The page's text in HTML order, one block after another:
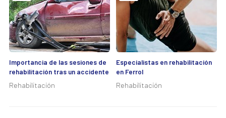
Importancia de las sesiones de
rehabilitación tras un accidente
Rehabilitación
Especialistas en rehabilitación
en Ferrol
Rehabilitación